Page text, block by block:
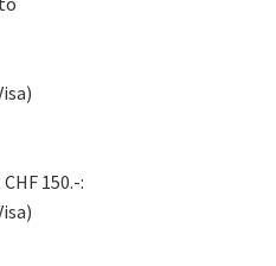
150.-: